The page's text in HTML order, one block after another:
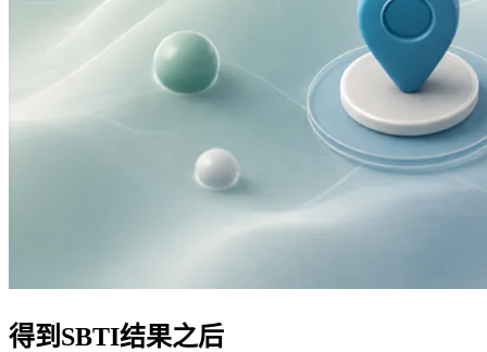
得到SBTI结果之后